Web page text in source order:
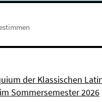
der Klassischen
Sommersemester 2026